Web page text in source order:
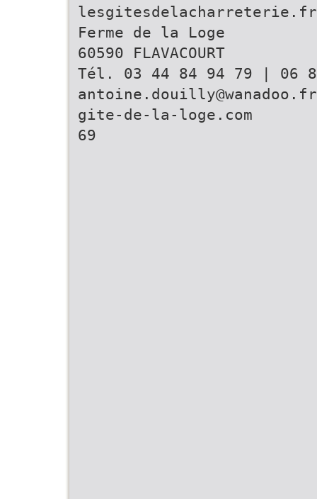
lesgitesdelacharreterie.fr
Ferme de la Loge
60590 FLAVACOURT
Tél. 03 44 84 94 79 | 06
antoine.douilly@wanadoo.fr
gite-de-la-loge.com
69